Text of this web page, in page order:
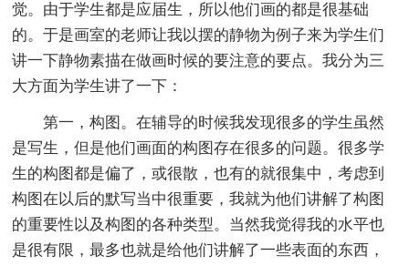
觉。由于学生都是应届生，所以他们画的都是很基础
的。于是画室的老师让我以摆的静物为例子来为学生们
讲一下静物素描在做画时候的要注意的要点。我分为三
大方面为学生讲了一下：
第一，构图。在辅导的时候我发现很多的学生虽然
是写生，但是他们画面的构图存在很多的问题。很多学
生的构图都是偏了，或很散，也有的就很集中，考虑到
构图在以后的默写当中很重要，我就为他们讲解了构图
的重要性以及构图的各种类型。当然我觉得我的水平也
是很有限，最多也就是给他们讲解了一些表面的东西，